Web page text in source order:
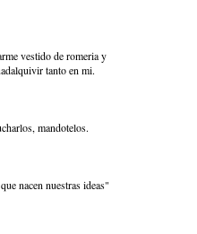
vestido de romeria y
tanto en mi.
mandotelos.
nacen nuestras ideas"